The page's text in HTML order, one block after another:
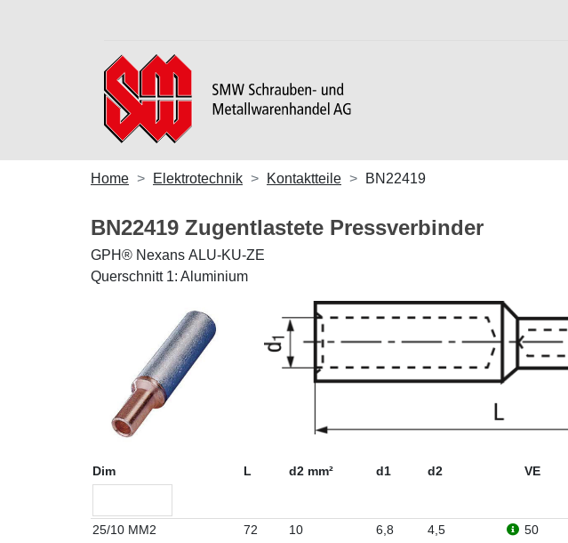
Home Elektrotechnik Kontaktteile BN22419
BN22419 Zugentlastete Pressverbinder
GPH® Nexans ALU-KU-ZE
Querschnitt 1: Aluminium
Dim L d2 mm² d1 d2 VE
25/10 MM2 72 10 6,8 4,5 50